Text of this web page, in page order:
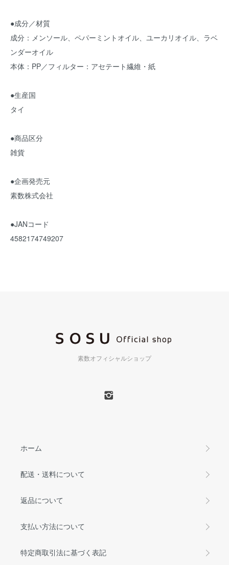
●成分／材質
成分：メンソール、ペパーミントオイル、ユーカリオイル、ラベ
ンダーオイル
本体：PP／フィルター：アセテート繊維・紙
●生産国
タイ
●商品区分
雑貨
●企画発売元
素数株式会社
●JANコード
4582174749207
素数オフィシャルショップ
ホーム
配送・送料について
返品について
支払い方法について
特定商取引法に基づく表記